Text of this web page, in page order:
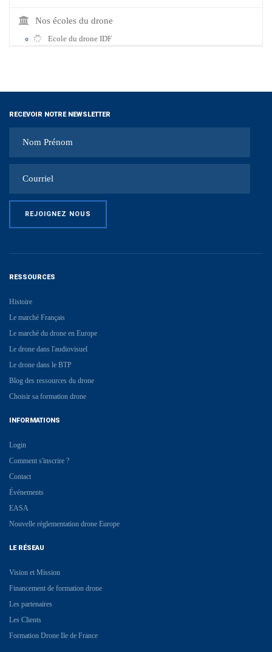
Nos écoles du drone
Ecole du drone IDF
RECEVOIR NOTRE NEWSLETTER
RESSOURCES
Histoire
Le marché Français
Le marché du drone en Europe
Le drone dans l'audiovisuel
Le drone dans le BTP
Blog des ressources du drone
Choisir sa formation drone
INFORMATIONS
Login
Comment s'inscrire ?
Contact
Événements
EASA
Nouvelle réglementation drone Europe
LE RÉSEAU
Vision et Mission
Financement de formation drone
Les partenaires
Les Clients
Formation Drone Ile de France